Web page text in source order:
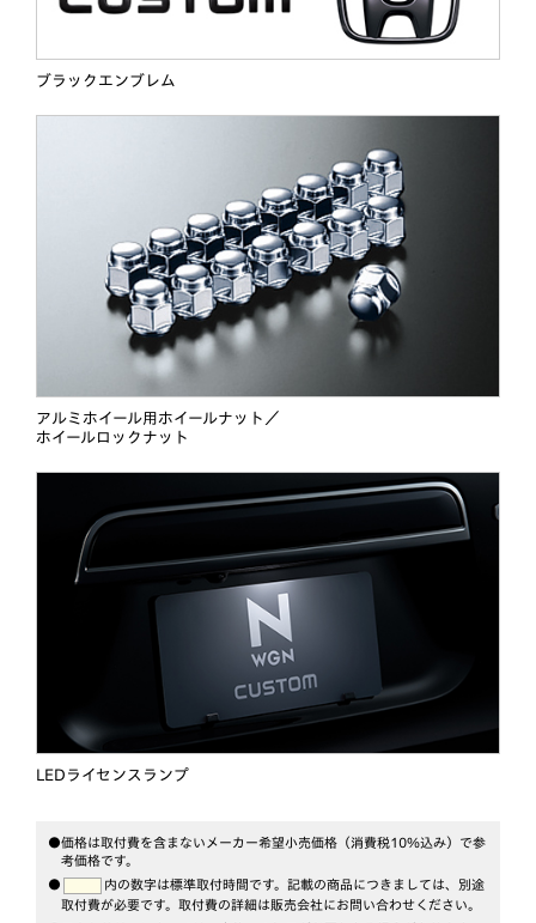
ブラックエンブレム
アルミホイール用ホイールナット／
ホイールロックナット
LEDライセンスランプ
●価格は取付費を含まないメーカー希望小売価格（消費税10％込み）で参
考価格です。
●
内の数字は標準取付時間です。記載の商品につきましては、別途
取付費が必要です。 取付費の詳細は販売会社にお問い合わせください。